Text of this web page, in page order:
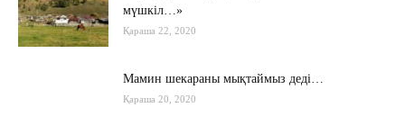
мүшкіл…»
Қараша 22, 2020
Мамин шекараны мықтаймыз деді…
Қараша 20, 2020